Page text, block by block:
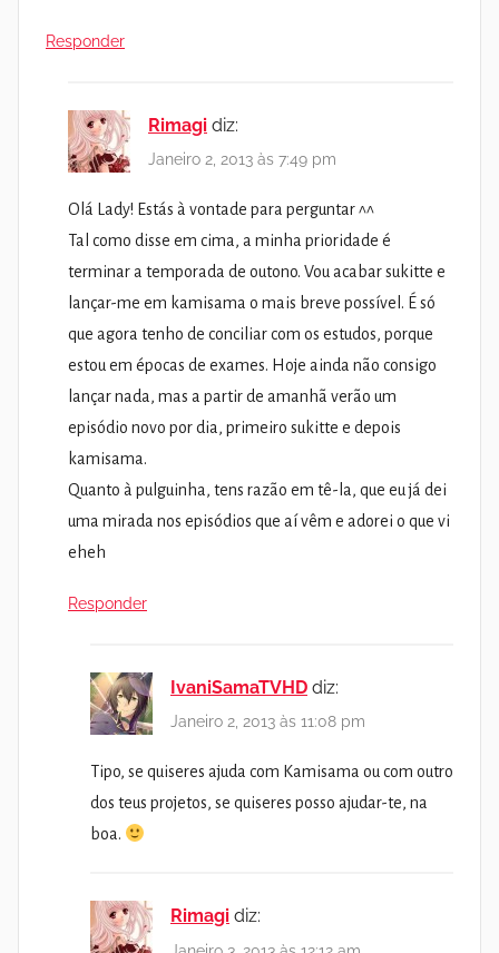
Responder
Rimagi diz:
Janeiro 2, 2013 às 7:49 pm
Olá Lady! Estás à vontade para perguntar ^^
Tal como disse em cima, a minha prioridade é
terminar a temporada de outono. Vou acabar sukitte e
lançar-me em kamisama o mais breve possível. É só
que agora tenho de conciliar com os estudos, porque
estou em épocas de exames. Hoje ainda não consigo
lançar nada, mas a partir de amanhã verão um
episódio novo por dia, primeiro sukitte e depois
kamisama.
Quanto à pulguinha, tens razão em tê-la, que eu já dei
uma mirada nos episódios que aí vêm e adorei o que vi
eheh
Responder
IvaniSamaTVHD diz:
Janeiro 2, 2013 às 11:08 pm
Tipo, se quiseres ajuda com Kamisama ou com outro
dos teus projetos, se quiseres posso ajudar-te, na
boa.
Rimagi diz: